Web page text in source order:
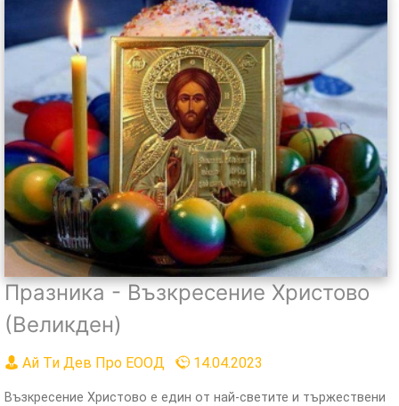
Празника - Възкресение Христово
(Великден)
Ай Ти Дев Про ЕООД 14.04.2023
Възкресение Христово е един от най-светите и тържествени